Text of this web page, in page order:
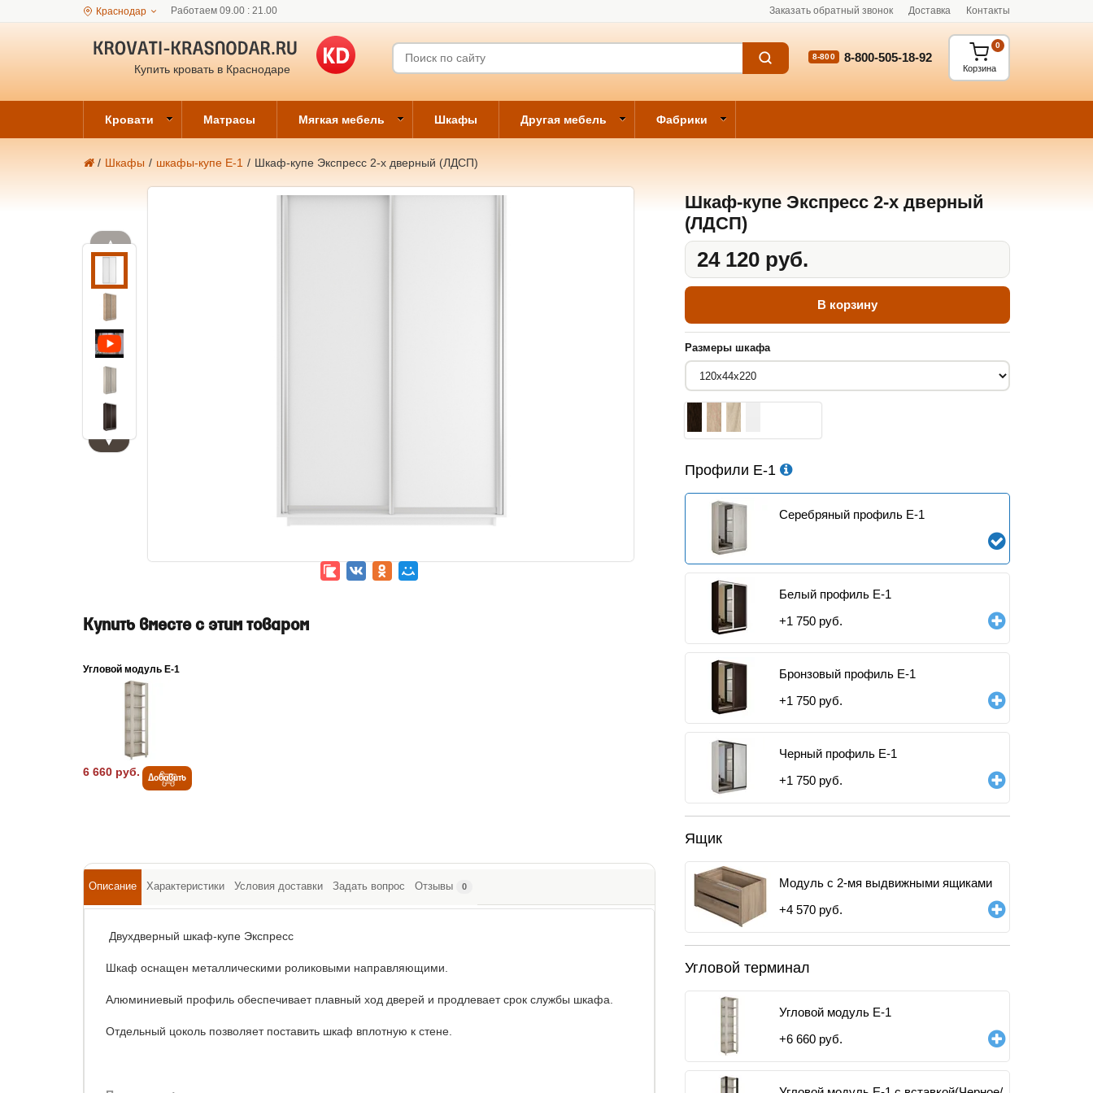
Краснодар Работаем 09.00 : 21.00 Заказать обратный звонок Доставка Контакты
Купить кровать в Краснодаре
8-800 8-800-505-18-92
Корзина
0
Кровати Матрасы Мягкая мебель Шкафы Другая мебель Фабрики
/ Шкафы / шкафы-купе Е-1 / Шкаф-купе Экспресс 2-х дверный (ЛДСП)
▲
▼
Шкаф-купе Экспресс 2-х дверный
(ЛДСП)
24 120 руб.
В корзину
Размеры шкафа
Профили Е-1
Серебряный профиль E-1
Белый профиль E-1
+1 750 руб.
Бронзовый профиль E-1
+1 750 руб.
Черный профиль E-1
+1 750 руб.
Ящик
Модуль с 2-мя выдвижными ящиками
+4 570 руб.
Угловой терминал
Угловой модуль Е-1
+6 660 руб.
Купить вместе с этим товаром
Угловой модуль Е-1
6 660 руб. Добавить
Описание Характеристики Условия доставки Задать вопрос Отзывы 0
Двухдверный шкаф-купе Экспресс
Шкаф оснащен металлическими роликовыми направляющими.
Алюминиевый профиль обеспечивает плавный ход дверей и продлевает срок службы шкафа.
Отдельный цоколь позволяет поставить шкаф вплотную к стене.